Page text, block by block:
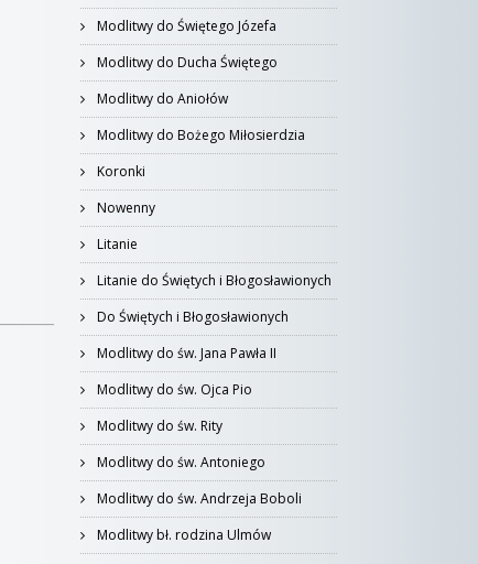
Modlitwy do Świętego Józefa
Modlitwy do Ducha Świętego
Modlitwy do Aniołów
Modlitwy do Bożego Miłosierdzia
Koronki
Nowenny
Litanie
Litanie do Świętych i Błogosławionych
Do Świętych i Błogosławionych
Modlitwy do św. Jana Pawła II
Modlitwy do św. Ojca Pio
Modlitwy do św. Rity
Modlitwy do św. Antoniego
Modlitwy do św. Andrzeja Boboli
Modlitwy bł. rodzina Ulmów